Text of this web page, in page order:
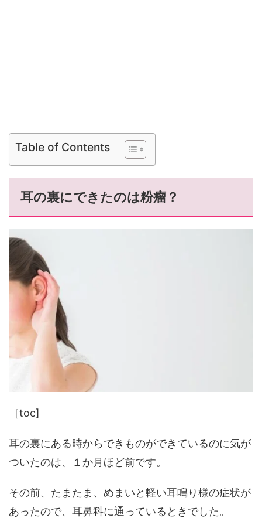
Table of Contents
耳の裏にできたのは粉瘤？
［toc]
耳の裏にある時からできものができているのに気が
ついたのは、１か月ほど前です。
その前、たまたま、めまいと軽い耳鳴り様の症状が
あったので、耳鼻科に通っているときでした。